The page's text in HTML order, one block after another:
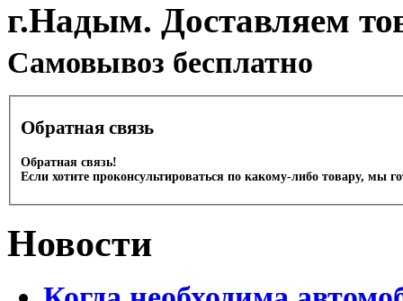
г.Надым. Доставляем
Cамовывоз бесплатно
Обратная связь
Обратная связь!
Если хотите проконсультироваться по какому-либо товару, мы
Новости